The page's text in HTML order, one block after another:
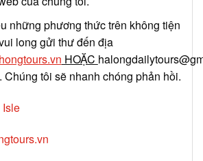
những phương thức trên không tiện
long gửi thư đến địa
HOẶC
Chúng tôi sẽ nhanh chóng phản hồi.